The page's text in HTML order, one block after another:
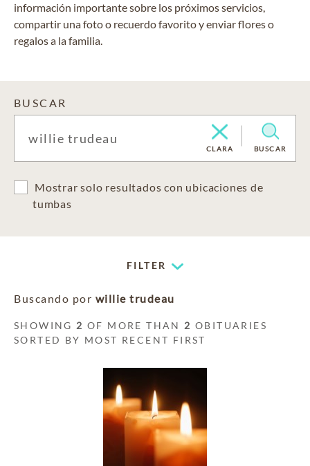
información importante sobre los próximos servicios,
compartir una foto o recuerdo favorito y enviar flores o
regalos a la familia.
BUSCAR
CLARA BUSCAR
Mostrar solo resultados con ubicaciones de
tumbas
FILTER
Buscando por willie trudeau
SHOWING 2 OF MORE THAN 2 OBITUARIES
SORTED BY MOST RECENT FIRST